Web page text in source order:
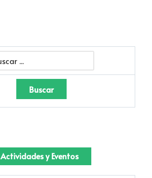
Actividades y Eventos